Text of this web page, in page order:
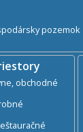
Iný poľnohospodársky pozemok
Administratívne, obchodné